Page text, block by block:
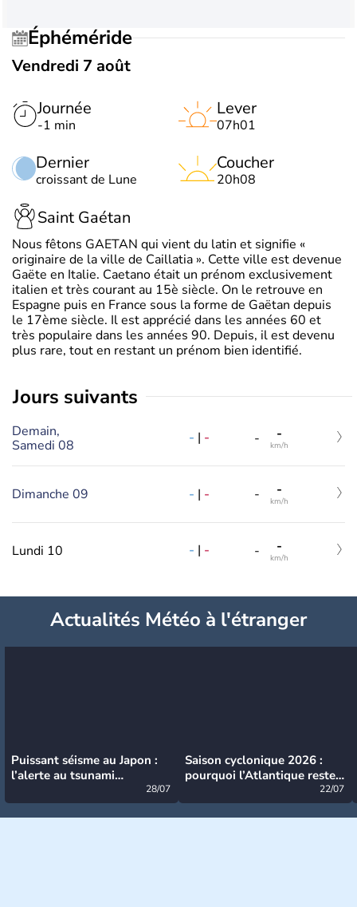
Éphéméride
Vendredi 7 août
Journée
-1 min
Dernier
croissant de Lune
Lever
07h01
Coucher
20h08
Saint Gaétan
Nous fêtons GAETAN qui vient du latin et signifie «
originaire de la ville de Caillatia ». Cette ville est devenue
Gaëte en Italie. Caetano était un prénom exclusivement
italien et très courant au 15è siècle. On le retrouve en
Espagne puis en France sous la forme de Gaëtan depuis
le 17ème siècle. Il est apprécié dans les années 60 et
très populaire dans les années 90. Depuis, il est devenu
plus rare, tout en restant un prénom bien identifié.
jours suivants
Demain,
Samedi 08
- | - - -
km/h
Dimanche 09 - | - - -
km/h
Lundi 10 - | - - -
km/h
Actualités Météo à l'étranger
Puissant séisme au Japon :
l’alerte au tsunami
28/07
Saison cyclonique 2026 :
pourquoi l’Atlantique reste
22/07